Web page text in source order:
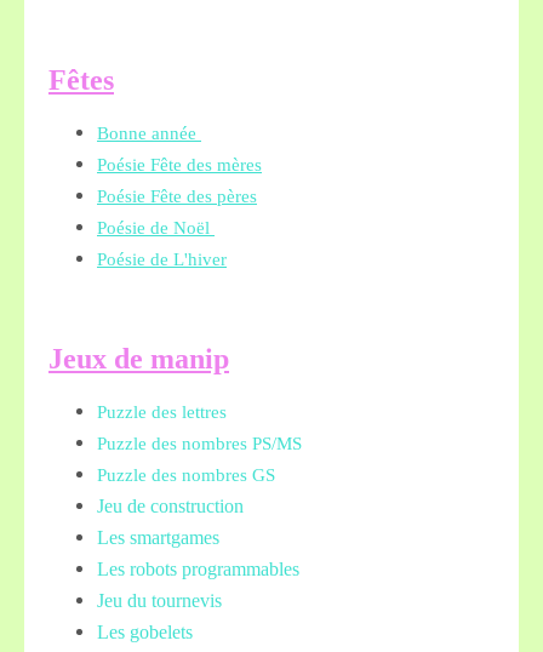
Fêtes
Bonne année
Poésie Fête des mères
Poésie Fête des pères
Poésie de Noël
Poésie de L'hiver
Jeux de manip
Puzzle des lettres
Puzzle des nombres PS/MS
Puzzle des nombres GS
Jeu de construction
Les smartgames
Les robots programmables
Jeu du tournevis
Les gobelets